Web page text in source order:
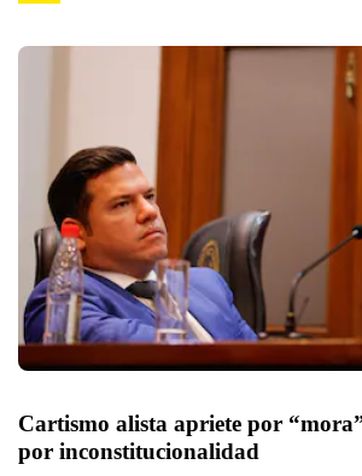
Cartismo alista apriete por